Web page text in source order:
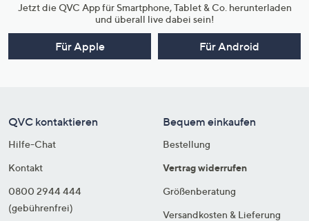
Jetzt die QVC App für Smartphone, Tablet & Co. herunterladen
und überall live dabei sein!
Für Apple Für Android
QVC kontaktieren
Hilfe-Chat
Kontakt
0800 2944 444
(gebührenfrei)
Bequem einkaufen
Bestellung
Vertrag widerrufen
Größenberatung
Versandkosten & Lieferung